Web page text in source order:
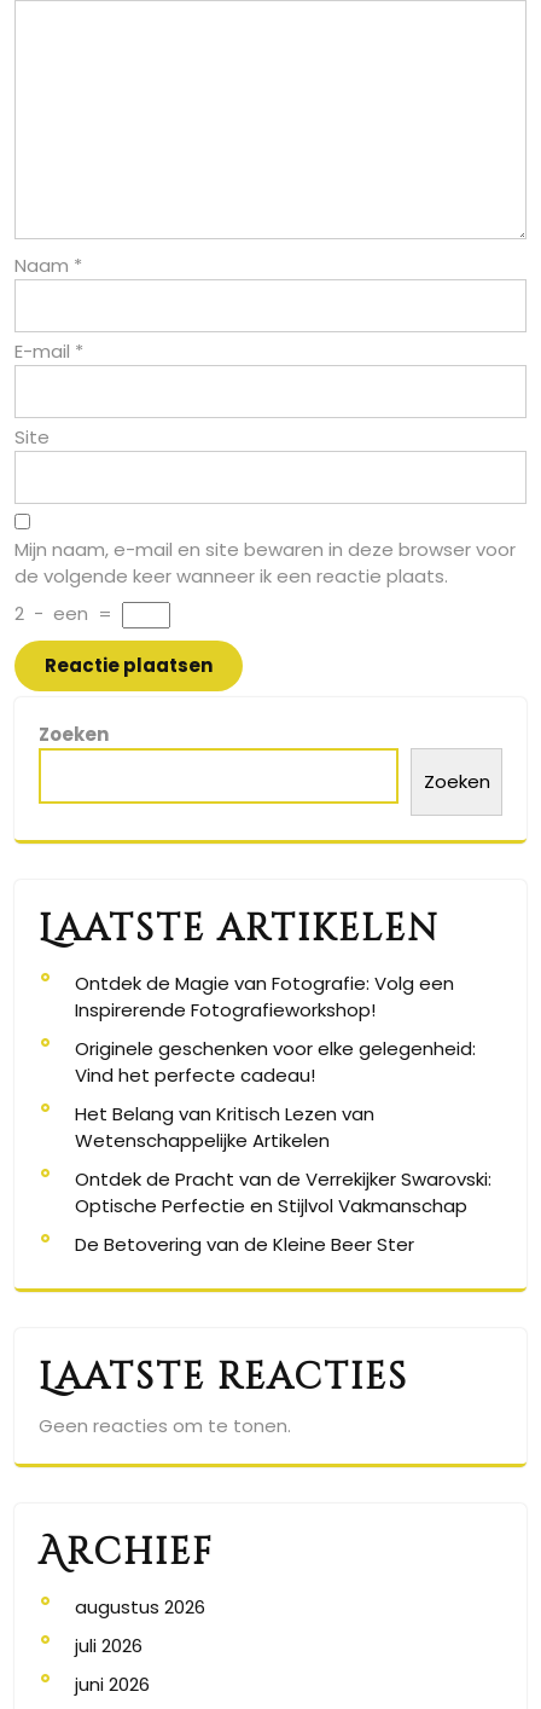
Naam *
E-mail *
Site
Mijn naam, e-mail en site bewaren in deze browser voor
de volgende keer wanneer ik een reactie plaats.
2 − een =
Zoeken
Zoeken
Laatste artikelen
Ontdek de Magie van Fotografie: Volg een
Inspirerende Fotografieworkshop!
Originele geschenken voor elke gelegenheid:
Vind het perfecte cadeau!
Het Belang van Kritisch Lezen van
Wetenschappelijke Artikelen
Ontdek de Pracht van de Verrekijker Swarovski:
Optische Perfectie en Stijlvol Vakmanschap
De Betovering van de Kleine Beer Ster
Laatste reacties
Geen reacties om te tonen.
Archief
augustus 2026
juli 2026
juni 2026